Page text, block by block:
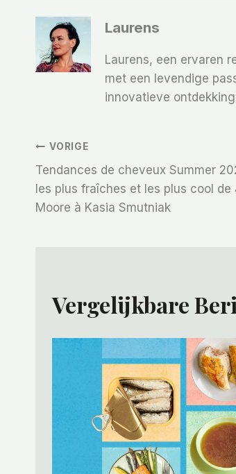
Laurens
Laurens, een ervaren
met een levendige
innovatieve
Bericht
Navigatie
VORIGE
Tendances de cheveux Summer
les plus fraîches et les plus cool de
Moore à Kasia Smutniak
Vergelijkbare